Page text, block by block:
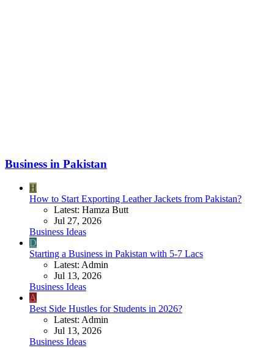
Business in Pakistan
H
How to Start Exporting Leather Jackets from Pakistan?
Latest: Hamza Butt
Jul 27, 2026
Business Ideas
D
Starting a Business in Pakistan with 5-7 Lacs
Latest: Admin
Jul 13, 2026
Business Ideas
A
Best Side Hustles for Students in 2026?
Latest: Admin
Jul 13, 2026
Business Ideas